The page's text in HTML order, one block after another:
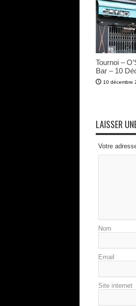
Tournoi –
Bar – 10
10 décembre
LAISSER
Votre
Nom
Email
Site internet